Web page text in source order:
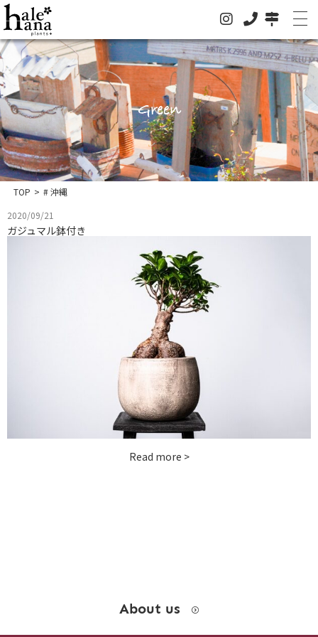
ホーム
オンラインストア
法人の方はこちらへ
グリーン
ドライフラワー
ハレハナについて
お問い合わせ
instagram
Green
TOP > # 沖縄
2020/09/21
ガジュマル鉢付き
Read more >
About us